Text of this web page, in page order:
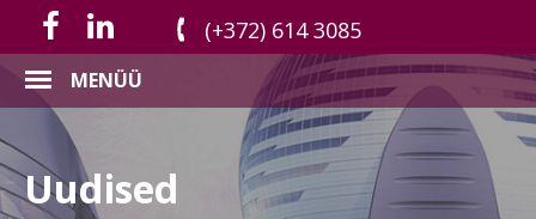
(+372) 614 3085
MENÜÜ
Uudised